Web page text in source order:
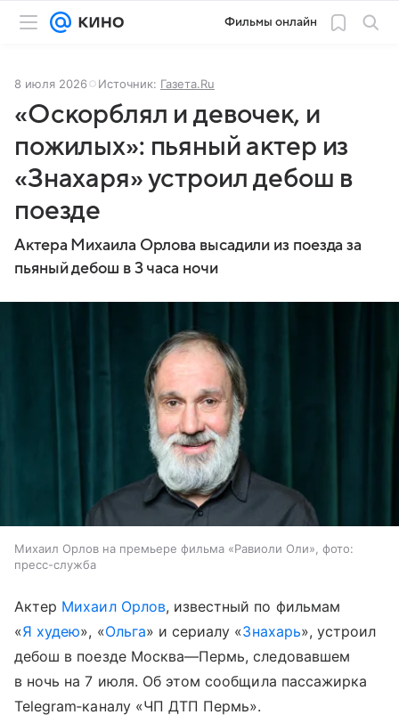
Фильмы онлайн
8 июля 2026 Источник: Газета.Ru
«Оскорблял и девочек, и
пожилых»: пьяный актер из
«Знахаря» устроил дебош в
поезде
Актера Михаила Орлова высадили из поезда за
пьяный дебош в 3 часа ночи
Михаил Орлов на премьере фильма «Равиоли Оли», фото:
пресс-служба
Актер Михаил Орлов, известный по фильмам
«Я худею», «Ольга» и сериалу «Знахарь», устроил
дебош в поезде Москва—Пермь, следовавшем
в ночь на 7 июля. Об этом сообщила пассажирка
Telegram‑каналу «ЧП ДТП Пермь».